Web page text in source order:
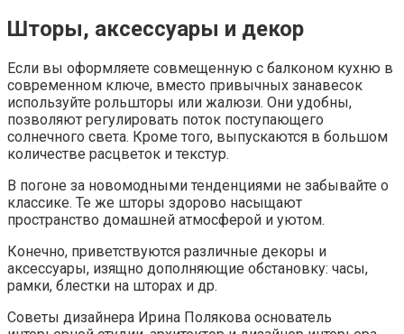
Шторы, аксессуары и декор
Если вы оформляете совмещенную с балконом кухню в
современном ключе, вместо привычных занавесок
используйте рольшторы или жалюзи. Они удобны,
позволяют регулировать поток поступающего
солнечного света. Кроме того, выпускаются в большом
количестве расцветок и текстур.
В погоне за новомодными тенденциями не забывайте о
классике. Те же шторы здорово насыщают
пространство домашней атмосферой и уютом.
Конечно, приветствуются различные декоры и
аксессуары, изящно дополняющие обстановку: часы,
рамки, блестки на шторах и др.
Советы дизайнера Ирина Полякова основатель